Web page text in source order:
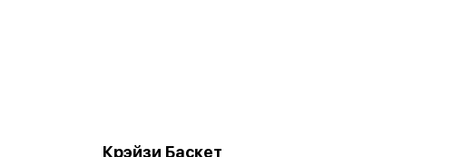
Крэйзи Баскет